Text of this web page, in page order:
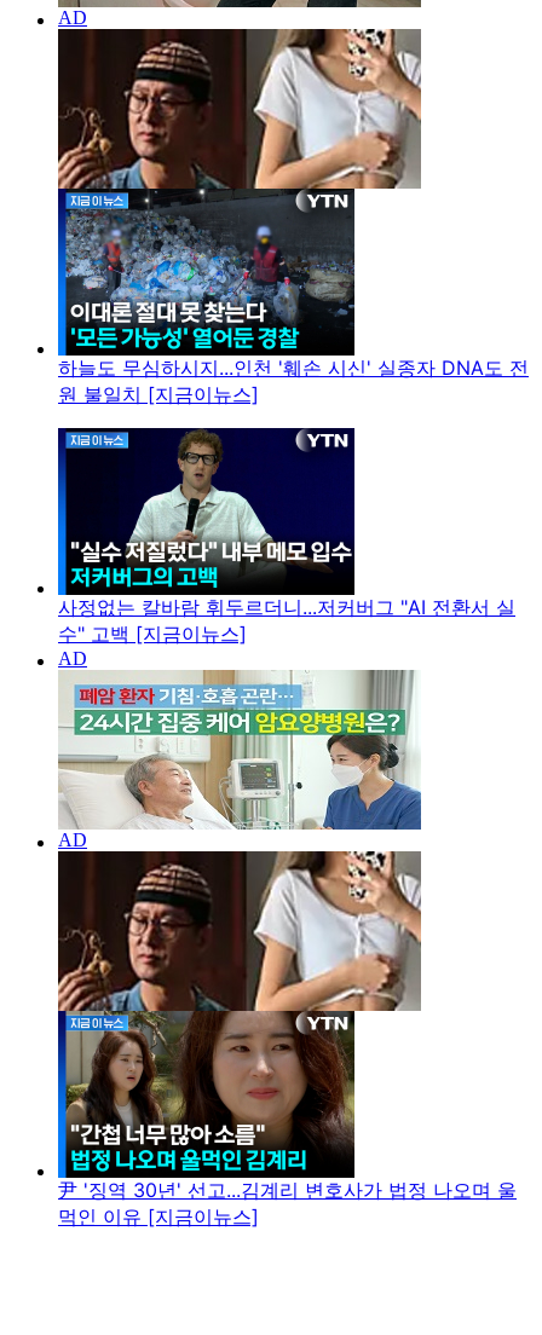
하늘도 무심하시지...인천 '훼손 시신' 실종자 DNA도 전
원 불일치 [지금이뉴스]
사정없는 칼바람 휘두르더니...저커버그 "AI 전환서 실
수" 고백 [지금이뉴스]
尹 '징역 30년' 선고...김계리 변호사가 법정 나오며 울
먹인 이유 [지금이뉴스]